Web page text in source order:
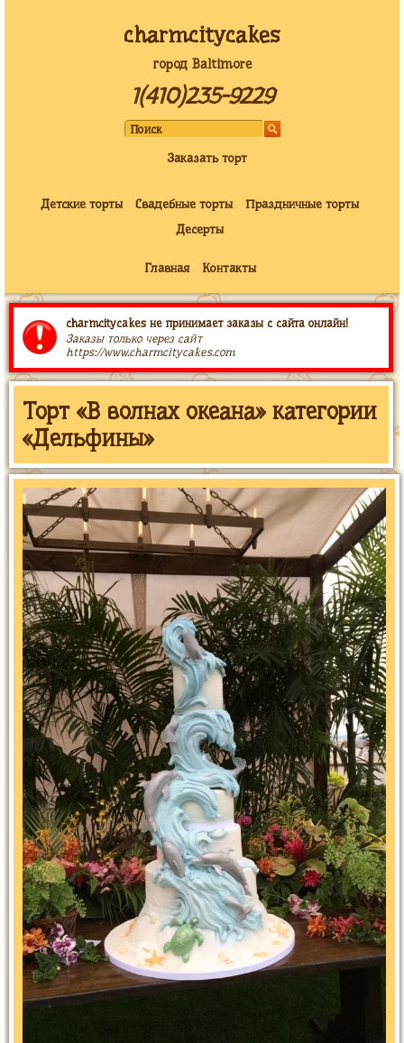
charmcitycakes
город Baltimore
1(410)235-9229
Заказать торт
Детские торты Свадебные торты
Праздничные торты
Десерты
Главная Контакты
charmcitycakes не принимает заказы с сайта онлайн!
Заказы только через сайт
https://www.charmcitycakes.com
Торт «В волнах океана» категории
«Дельфины»